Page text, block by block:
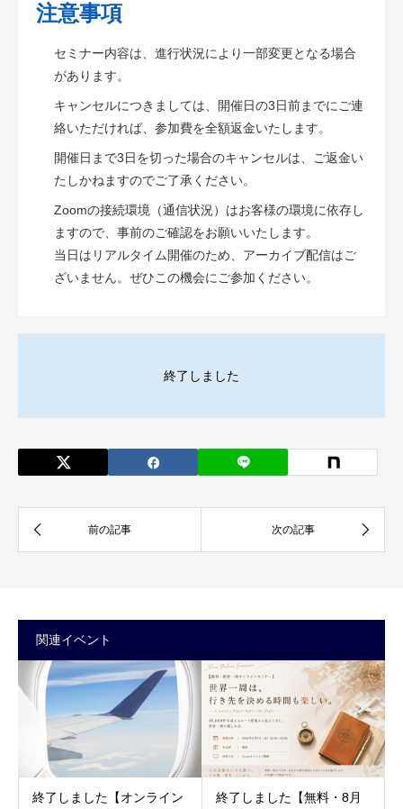
注意事項
セミナー内容は、進行状況により一部変更となる場合
があります。
キャンセルにつきましては、開催日の3日前までにご連
絡いただければ、参加費を全額返金いたします。
開催日まで3日を切った場合のキャンセルは、ご返金い
たしかねますのでご了承ください。
Zoomの接続環境（通信状況）はお客様の環境に依存し
ますので、事前のご確認をお願いいたします。
当日はリアルタイム開催のため、アーカイブ配信はご
ざいません。ぜひこの機会にご参加ください。
終了しました
関連イベント
終了しました【オンライン
終了しました【無料・8月